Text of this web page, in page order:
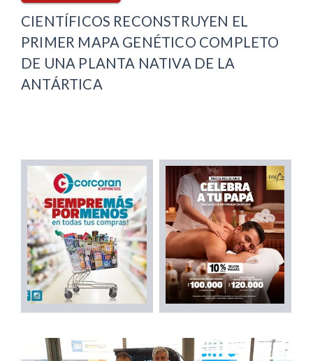
CIENTÍFICOS RECONSTRUYEN EL
PRIMER MAPA GENÉTICO COMPLETO
DE UNA PLANTA NATIVA DE LA
ANTÁRTICA